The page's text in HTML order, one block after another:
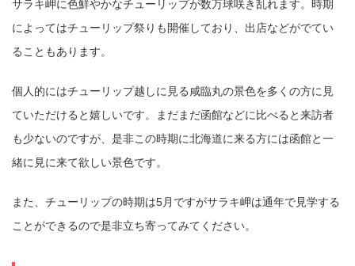
サラキ岬に色鮮やかなチューリップが数万球咲き乱れます。時期
によってはチューリップ祭りも開催しており、出店などがでてい
ることもあります。
個人的にはチューリップ越しに見る咸臨丸の景色を多くの方に見
ていただけると嬉しいです。まだまだ函館などに比べると来訪者
も少ないのですが、是非この時期に北海道に来る方には函館と一
緒に見に来て欲しい景色です。
また、チューリップの時期は5月ですがサラキ岬は通年で見学する
ことができるので是非立ち寄ってみてください。
https://jp.pokke.in/blog/8737